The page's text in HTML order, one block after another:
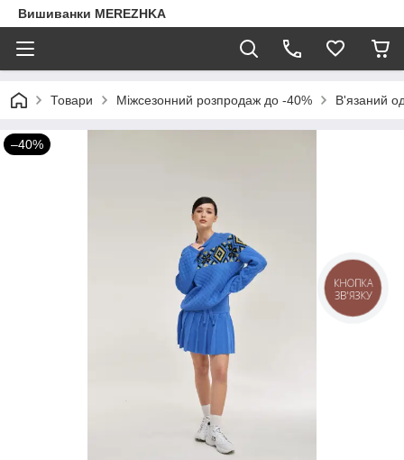
Вишиванки MEREZHKA
Товари Міжсезонний розпродаж до -40% В'язаний
–40%
КНОПКА
ЗВ'ЯЗКУ